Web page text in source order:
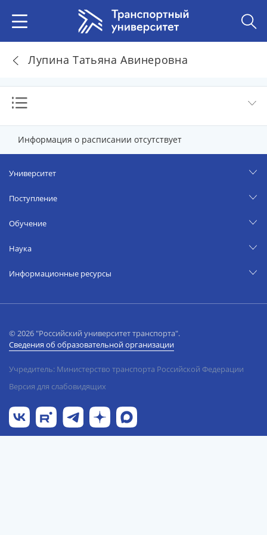
Лупина Татьяна Авинеровна
Информация о расписании отсутствует
Университет
Поступление
Обучение
Наука
Информационные ресурсы
© 2026 "Российский университет транспорта".
Сведения об образовательной организации
Учредитель: Министерство транспорта Российской Федерации
Версия для слабовидящих